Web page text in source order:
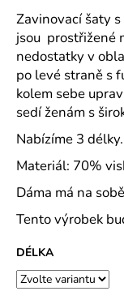
Zavinovací šaty
jsou prostřižené
nedostatky v
po levé straně s
kolem sebe
sedí ženám s
Nabízíme 3 délky.
Materiál: 70%
Dáma má na
Tento výrobek
DÉLKA
u
j
e
m
e
CAPRI
MODRÁ
S
MODROU
KOSTIČKOU
-
77
CM
633